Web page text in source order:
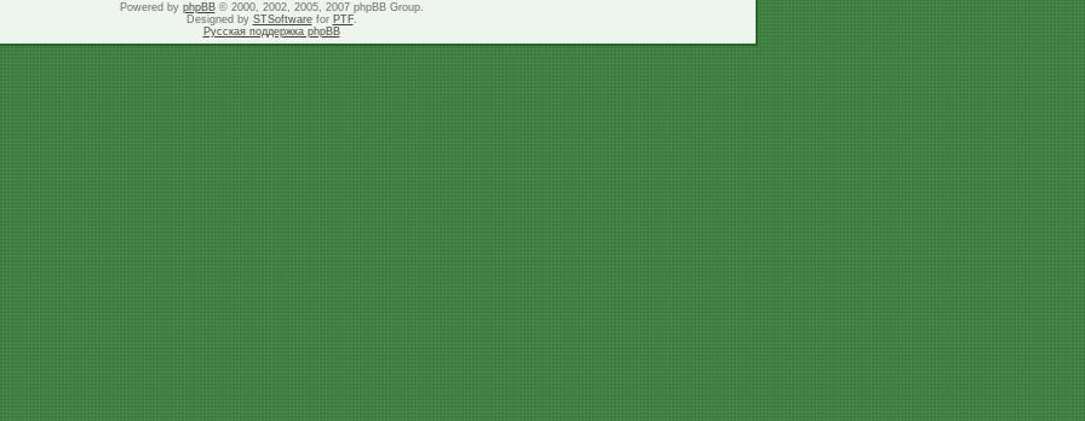
Powered by phpBB© 2000, 2002, 2005, 2007 phpBB Group.
Designed by STSoftwarefor PTF.
Русская поддержка phpBB